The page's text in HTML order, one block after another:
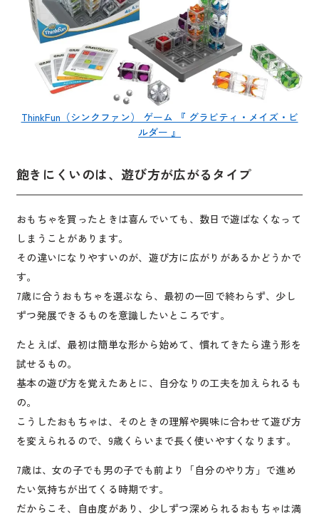
ThinkFun（シンクファン） ゲーム 『 グラビティ・メイズ・ビ
ルダー 』
飽きにくいのは、遊び方が広がるタイプ
おもちゃを買ったときは喜んでいても、数日で遊ばなくなって
しまうことがあります。
その違いになりやすいのが、遊び方に広がりがあるかどうかで
す。
7歳に合うおもちゃを選ぶなら、最初の一回で終わらず、少し
ずつ発展できるものを意識したいところです。
たとえば、最初は簡単な形から始めて、慣れてきたら違う形を
試せるもの。
基本の遊び方を覚えたあとに、自分なりの工夫を加えられるも
の。
こうしたおもちゃは、そのときの理解や興味に合わせて遊び方
を変えられるので、9歳くらいまで長く使いやすくなります。
7歳は、女の子でも男の子でも前より「自分のやり方」で進め
たい気持ちが出てくる時期です。
だからこそ、自由度があり、少しずつ深められるおもちゃは満